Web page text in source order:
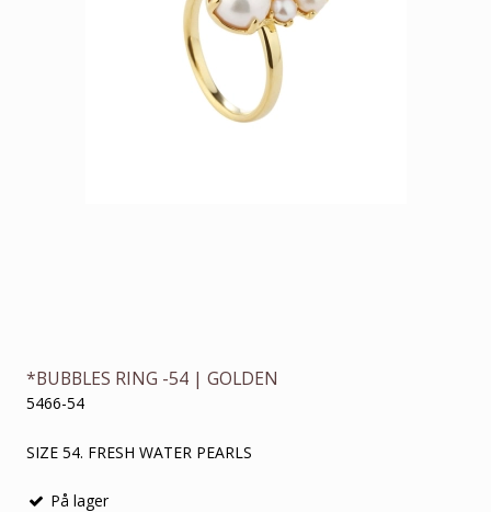
*BUBBLES RING -54 | GOLDEN
5466-54
SIZE 54. FRESH WATER PEARLS
På lager